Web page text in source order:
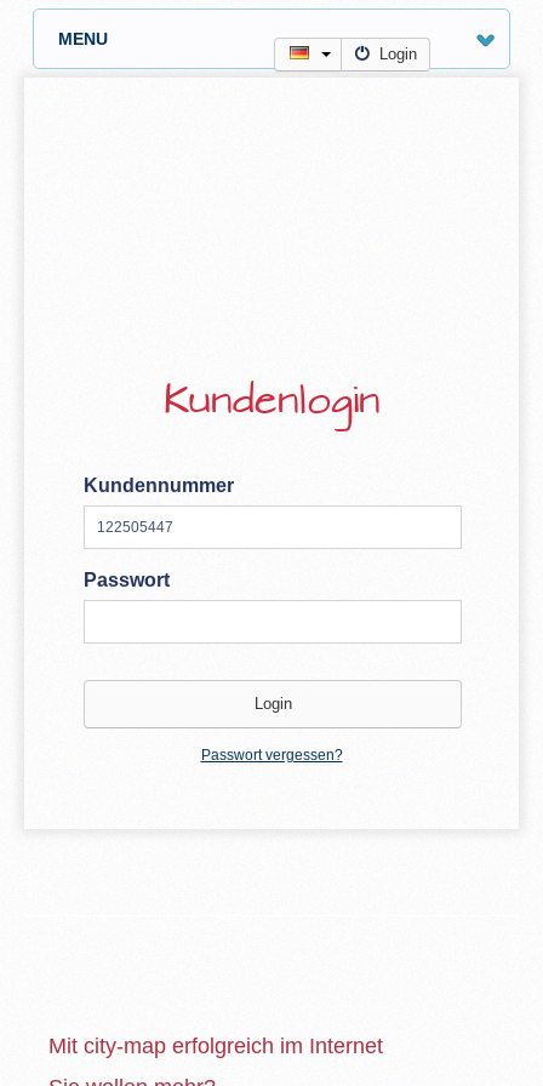
MENU
Login
Kundenlogin
Kundennummer
Passwort
Passwort vergessen?
Mit city-map erfolgreich im Internet